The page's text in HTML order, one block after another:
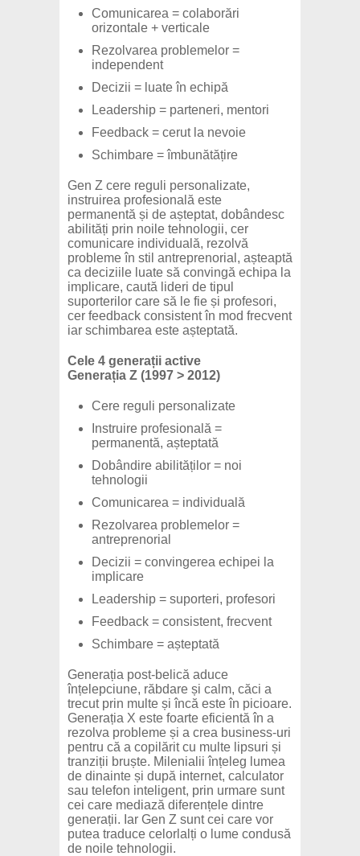
Comunicarea = colaborări
orizontale + verticale
Rezolvarea problemelor =
independent
Decizii = luate în echipă
Leadership = parteneri, mentori
Feedback = cerut la nevoie
Schimbare = îmbunătățire
Gen Z cere reguli personalizate,
instruirea profesională este
permanentă și de așteptat, dobândesc
abilități prin noile tehnologii, cer
comunicare individuală, rezolvă
probleme în stil antreprenorial, așteaptă
ca deciziile luate să convingă echipa la
implicare, caută lideri de tipul
suporterilor care să le fie și profesori,
cer feedback consistent în mod frecvent
iar schimbarea este așteptată.
Cele 4 generații active
Generația Z (1997 > 2012)
Cere reguli personalizate
Instruire profesională =
permanentă, așteptată
Dobândire abilităților = noi
tehnologii
Comunicarea = individuală
Rezolvarea problemelor =
antreprenorial
Decizii = convingerea echipei la
implicare
Leadership = suporteri, profesori
Feedback = consistent, frecvent
Schimbare = așteptată
Generația post-belică aduce
înțelepciune, răbdare și calm, căci a
trecut prin multe și încă este în picioare.
Generația X este foarte eficientă în a
rezolva probleme și a crea business-uri
pentru că a copilărit cu multe lipsuri și
tranziții bruște. Milenialii înțeleg lumea
de dinainte și după internet, calculator
sau telefon inteligent, prin urmare sunt
cei care mediază diferențele dintre
generații. Iar Gen Z sunt cei care vor
putea traduce celorlalți o lume condusă
de noile tehnologii.